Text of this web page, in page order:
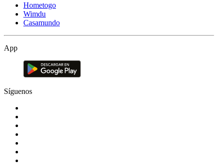
Hometogo
Wimdu
Casamundo
App
Síguenos